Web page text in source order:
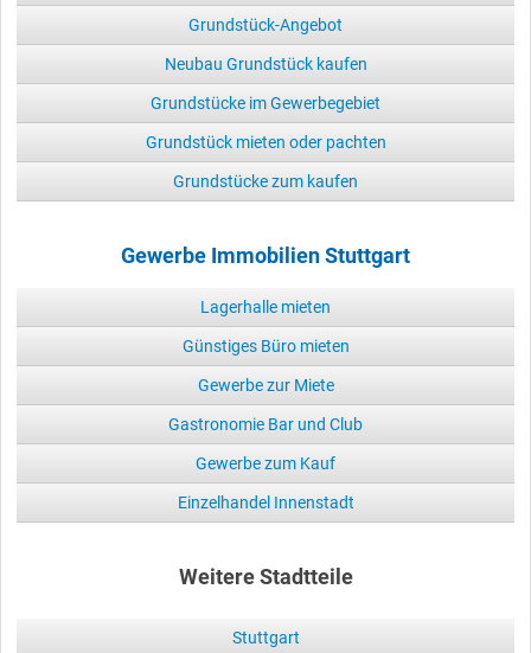
Grundstück-Angebot
Neubau Grundstück kaufen
Grundstücke im Gewerbegebiet
Grundstück mieten oder pachten
Grundstücke zum kaufen
Gewerbe Immobilien Stuttgart
Lagerhalle mieten
Günstiges Büro mieten
Gewerbe zur Miete
Gastronomie Bar und Club
Gewerbe zum Kauf
Einzelhandel Innenstadt
Weitere Stadtteile
Stuttgart